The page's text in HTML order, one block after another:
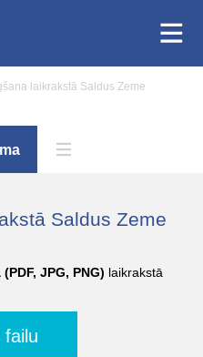
laikrakstā Saldus Zeme
Saldus Zeme
JPG, PNG) laikrakstā
failu